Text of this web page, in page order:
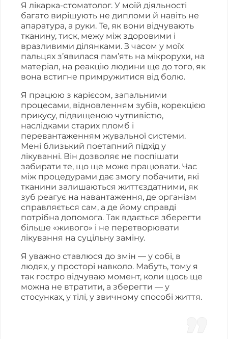
Я лікарка-стоматолог. У моїй діяльності
багато вирішують не дипломи й навіть не
апаратура, а руки. Те, як вони відчувають
тканину, тиск, межу між здоровими і
вразливими ділянками. З часом у моїх
пальцях з’явилася пам’ять на мікрорухи, на
матеріал, на реакцію людини ще до того, як
вона встигне примружитися від болю.
Я працюю з карієсом, запальними
процесами, відновленням зубів, корекцією
прикусу, підвищеною чутливістю,
наслідками старих пломб і
перевантаженням жувальної системи.
Мені близький поетапний підхід у
лікуванні. Він дозволяє не поспішати
забирати те, що ще може працювати. Час
між процедурами дає змогу побачити, які
тканини залишаються життєздатними, як
зуб реагує на навантаження, де організм
справляється сам, а де йому справді
потрібна допомога. Так вдається зберегти
більше «живого» і не перетворювати
лікування на суцільну заміну.
Я уважно ставлюся до змін — у собі, в
людях, у просторі навколо. Мабуть, тому я
так гостро відчуваю момент, коли щось ще
можна не втратити, а зберегти — у
стосунках, у тілі, у звичному способі життя.